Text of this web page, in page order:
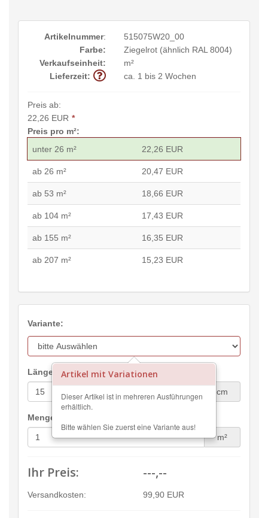
Artikelnummer:
515075W20_00
Farbe:
Ziegelrot (ähnlich RAL 8004)
Verkaufseinheit:
m²
Lieferzeit:
ca. 1 bis 2 Wochen
Preis ab:
22,26 EUR *
Preis pro m²:
unter 26 m²
22,26 EUR
ab 26 m² 20,47 EUR
ab 53 m² 18,66 EUR
ab 104 m² 17,43 EUR
ab 155 m² 16,35 EUR
ab 207 m² 15,23 EUR
Variante:
Artikel mit Variationen
Dieser Artikel ist in mehreren Ausführungen
erhältlich.
Bitte wählen Sie zuerst eine Variante aus!
Länge:
cm
Menge:
m²
Ihr Preis: ---,--
Versandkosten: 99,90 EUR